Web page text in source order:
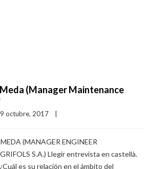
(Manager Maintenance
9 octubre, 2017
(MANAGER ENGINEER
S.A.) Llegir entrevista en castellà.
es su relación en el ámbito del